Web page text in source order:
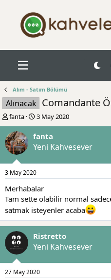
Alım - Satım Bölümü
Alınacak Comandante
K
o
n
b
u
u
b
a
ş
l
a
t
a
n
fanta
B
a
ş
l
a
ı
ç
a
r
i
i
3 May 2020
fanta
Yeni Kahvesever
3 May 2020
Merhabalar
Tam sette olabilir normal
satmak isteyenler acaba
Ristretto
Yeni Kahvesever
27 May 2020